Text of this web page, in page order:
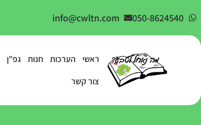
050-8624540
info@cwltn.com
ראשי הערכות חנות גפ"ן
צור קשר